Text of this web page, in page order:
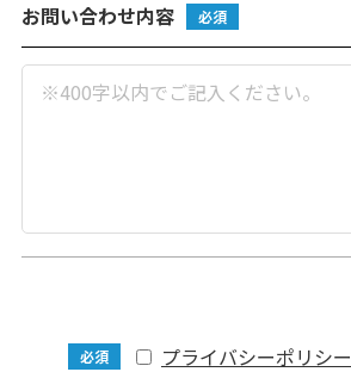
お問い合わせ内容 必須
必須 プライバシーポリシー